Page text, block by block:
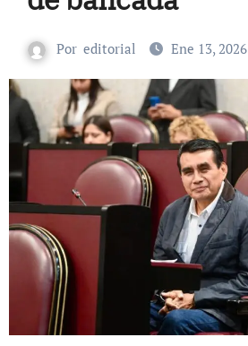
Por editorial Ene 13, 2026